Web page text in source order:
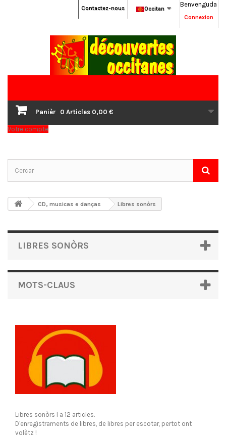
Benvenguda
Connexion
Occitan
Contactez-nous
Panièr 0 Articles 0,00 €
Votre compte
CD, musicas e danças Libres sonòrs
LIBRES SONÒRS
MOTS-CLAUS
Libres sonòrs I a 12 articles.
D'enregistraments de libres, de libres per escotar, pertot ont
volètz !